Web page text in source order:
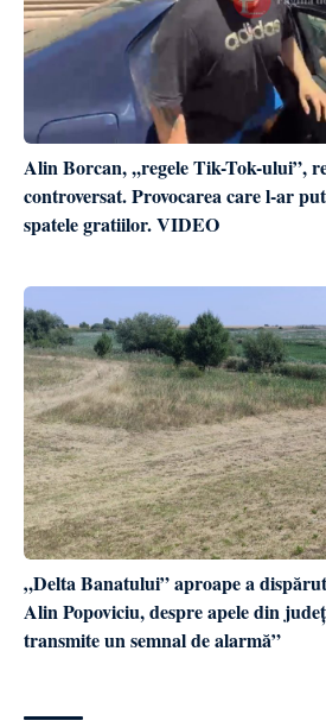
Alin Borcan, ,,regele Tik-Tok-ului”,
controversat. Provocarea care l-ar
spatele gratiilor. VIDEO
„Delta Banatului” aproape a
Alin Popoviciu, despre apele din
transmite un semnal de alarmă”